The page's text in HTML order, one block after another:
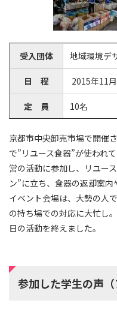
受入団体 地域環境デ
日 程 2015年11月
定 員 10名
参加者 5名
引率者 ボランティ
京都市中央卸売市場で開催
で”リユース食器”が使われ
営の活動に参加し、リユー
ン”に立ち、食器の返却案内
イベント会場は、大勢の人
の持ち場での対応に大忙し
日の活動を終えました。
参加した学生の声（